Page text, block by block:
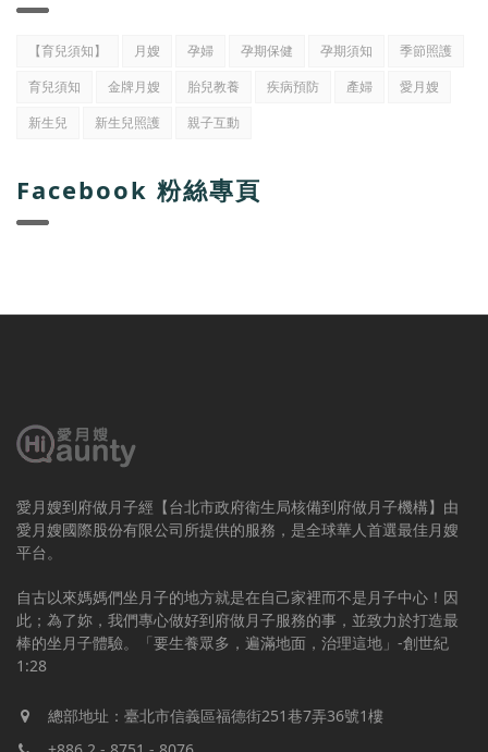
【育兒須知】 月嫂 孕婦 孕期保健 孕期須知
季節照護
育兒須知
金牌月嫂 胎兒教養 疾病預防 產婦
愛月嫂
新生兒
新生兒照護 親子互動
Facebook 粉絲專頁
愛月嫂到府做月子經【台北市政府衛生局核備到府做月子機構】由
愛月嫂國際股份有限公司所提供的服務，是全球華人首選最佳月嫂
平台。
自古以來媽媽們坐月子的地方就是在自己家裡而不是月子中心！因
此；為了妳，我們專心做好到府做月子服務的事，並致力於打造最
棒的坐月子體驗。「要生養眾多，遍滿地面，治理這地」-創世紀
1:28
總部地址：臺北市信義區福德街251巷7弄36號1樓